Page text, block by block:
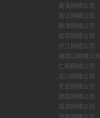
南溪网络公司
夹江网络公司
新津网络公司
盐亭网络公司
开江网络公司
峨眉山网络公司
仁和网络公司
北川网络公司
安岳网络公司
德昌网络公司
双流网络公司